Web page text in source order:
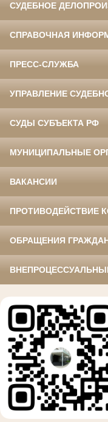
СУДЕБНОЕ
СПРАВОЧНАЯ
ПРЕСС-СЛУЖБА
УПРАВЛЕНИЕ
СУДЫ СУБЪЕКТА РФ
МУНИЦИПАЛЬНЫЕ
ВАКАНСИИ
ПРОТИВОДЕЙСТВИЕ
ОБРАЩЕНИЯ